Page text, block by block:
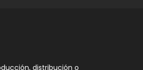
distribución o